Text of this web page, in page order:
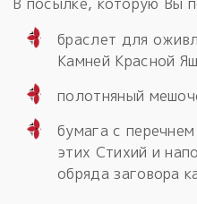
браслет для
Камней Красной
полотняный
бумага с
этих Стихий и
обряда заговора